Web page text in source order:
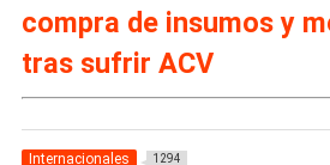
compra de insumos y
tras sufrir ACV
Internacionales 1294